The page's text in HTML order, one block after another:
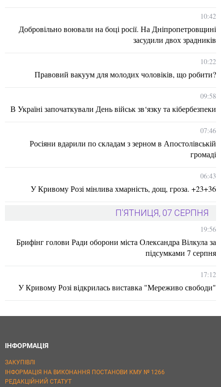
10:42
Добровільно воювали на боці росії. На Дніпропетровщині
засудили двох зрадників
10:22
Правовий вакуум для молодих чоловіків, що робити?
09:58
В Україні започаткували День військ зв‘язку та кібербезпеки
07:46
Росіяни вдарили по складам з зерном в Апостолівській
громаді
06:43
У Кривому Розі мінлива хмарність, дощ, гроза. +23+36
П'ЯТНИЦЯ, 07 СЕРПНЯ
19:56
Брифінг голови Ради оборони міста Олександра Вілкула за
підсумками 7 серпня
17:12
У Кривому Розі відкрилась виставка "Мереживо свободи"
ІНФОРМАЦІЯ
ЗАКУПІВЛІ
ІНФОРМАЦІЯ НА ВИКОНАННЯ ПОСТАНОВИ КМУ № 1266
РЕДАКЦІЙНИЙ СТАТУТ